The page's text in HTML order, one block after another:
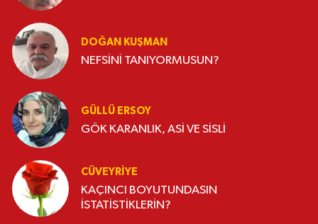
DOĞAN KUŞMAN
NEFSİNİ TANIYORMUSUN?
GÜLLÜ ERSOY
GÖK KARANLIK, ASİ VE SİSLİ
CÜVEYRIYE
KAÇINCI BOYUTUNDASIN
İSTATİSTİKLERİN?